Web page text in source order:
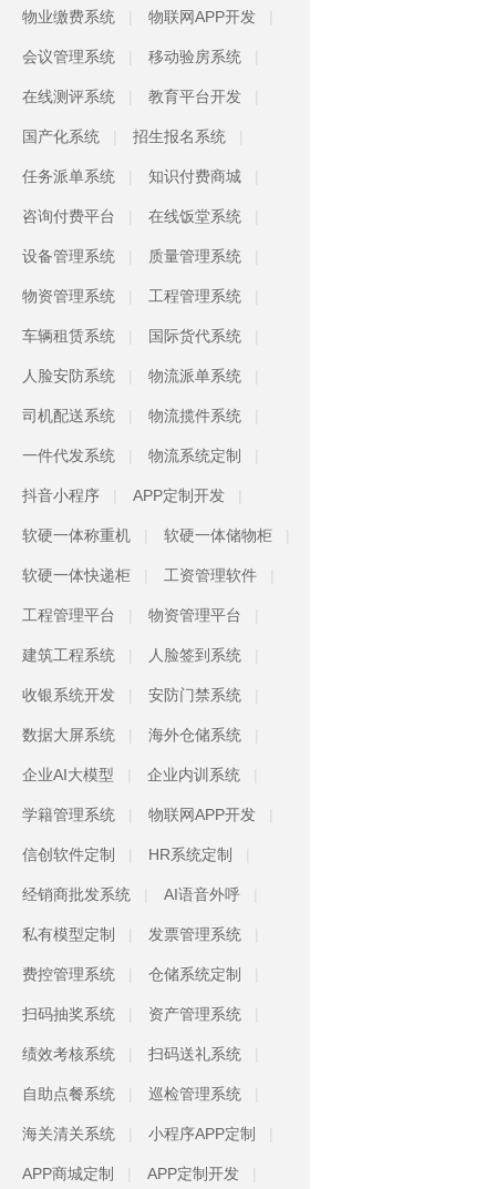
物业缴费系统 物联网APP开发
会议管理系统 移动验房系统
在线测评系统 教育平台开发
国产化系统 招生报名系统
任务派单系统 知识付费商城
咨询付费平台 在线饭堂系统
设备管理系统 质量管理系统
物资管理系统 工程管理系统
车辆租赁系统 国际货代系统
人脸安防系统 物流派单系统
司机配送系统 物流揽件系统
一件代发系统 物流系统定制
抖音小程序 APP定制开发
软硬一体称重机 软硬一体储物柜
软硬一体快递柜 工资管理软件
工程管理平台 物资管理平台
建筑工程系统 人脸签到系统
收银系统开发 安防门禁系统
数据大屏系统 海外仓储系统
企业AI大模型 企业内训系统
学籍管理系统 物联网APP开发
信创软件定制 HR系统定制
经销商批发系统 AI语音外呼
私有模型定制 发票管理系统
费控管理系统 仓储系统定制
扫码抽奖系统 资产管理系统
绩效考核系统 扫码送礼系统
自助点餐系统 巡检管理系统
海关清关系统 小程序APP定制
APP商城定制 APP定制开发